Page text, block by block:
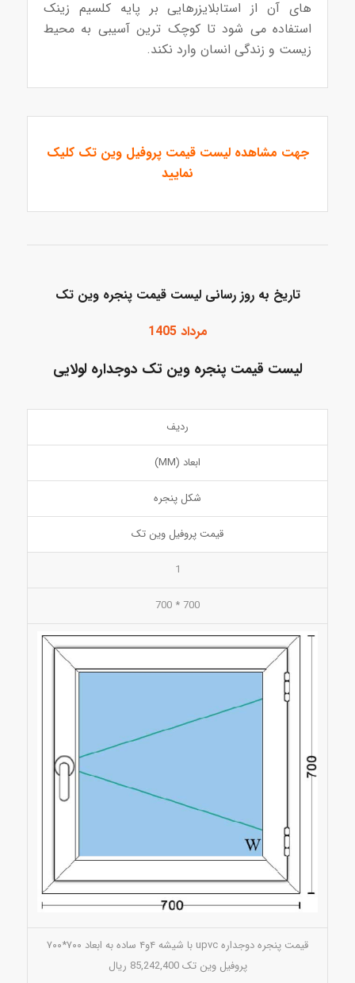
های آن از استابلایزرهایی بر پایه کلسیم زینک
استفاده می شود تا کوچک ترین آسیبی به محیط
زیست و زندگی انسان وارد نکند.
جهت مشاهده لیستقیمت پروفیل وین تک کلیک
نمایید
تاریخ به روز رسانی لیست قیمت پنجره وین تک
مرداد 1405
لیست قیمت پنجره وین تک دوجداره لولایی
ردیف
ابعاد (MM)
شکل پنجره
قیمت پروفیل وین تک
1
700 * 700
قیمت پنجره دوجداره upvc با شیشه ۴و۴ ساده به ابعاد ۷۰۰*۷۰۰
پروفیل وین تک 85,242,400 ریال